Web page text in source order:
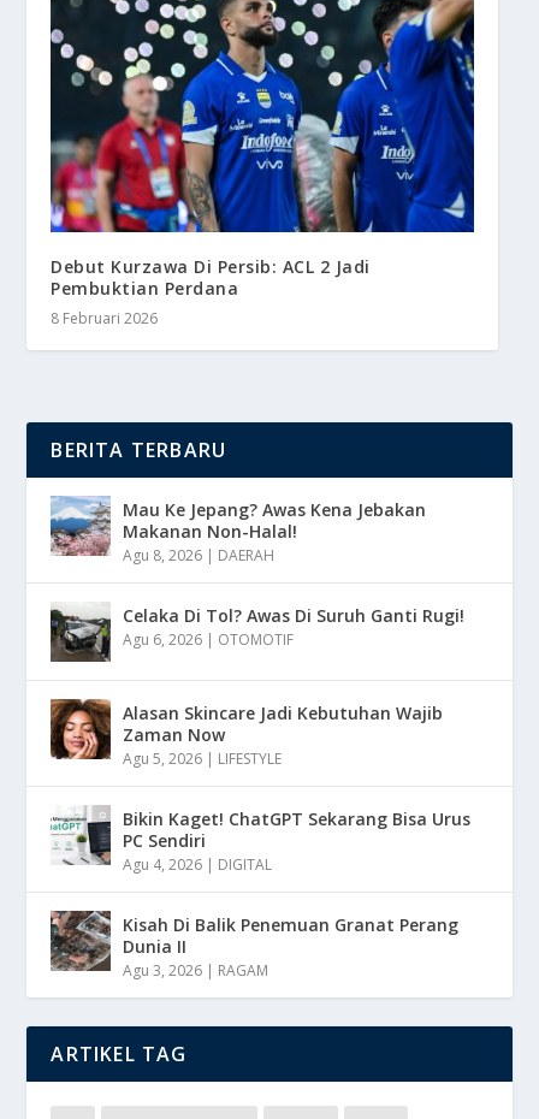
Debut Kurzawa Di Persib: ACL 2 Jadi
Pembuktian Perdana
8 Februari 2026
BERITA TERBARU
Mau Ke Jepang? Awas Kena Jebakan
Makanan Non-Halal!
Agu 8, 2026 | DAERAH
Celaka Di Tol? Awas Di Suruh Ganti Rugi!
Agu 6, 2026 | OTOMOTIF
Alasan Skincare Jadi Kebutuhan Wajib
Zaman Now
Agu 5, 2026 | LIFESTYLE
Bikin Kaget! ChatGPT Sekarang Bisa Urus
PC Sendiri
Agu 4, 2026 | DIGITAL
Kisah Di Balik Penemuan Granat Perang
Dunia II
Agu 3, 2026 | RAGAM
ARTIKEL TAG